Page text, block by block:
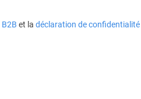
B2B et la déclaration de confidentialité